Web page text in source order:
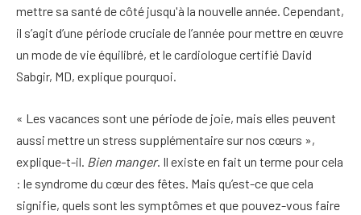
mettre sa santé de côté jusqu'à la nouvelle année. Cependant,
il s’agit d’une période cruciale de l’année pour mettre en œuvre
un mode de vie équilibré, et le cardiologue certifié David
Sabgir, MD, explique pourquoi.
« Les vacances sont une période de joie, mais elles peuvent
aussi mettre un stress supplémentaire sur nos cœurs »,
explique-t-il. Bien manger. Il existe en fait un terme pour cela
: le syndrome du cœur des fêtes. Mais qu’est-ce que cela
signifie, quels sont les symptômes et que pouvez-vous faire